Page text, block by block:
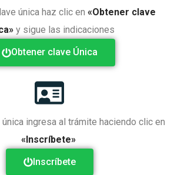
única haz clic en «Obtener clave
y sigue las indicaciones
Obtener clave Única
ingresa al trámite haciendo clic en
«Inscríbete»
Inscríbete